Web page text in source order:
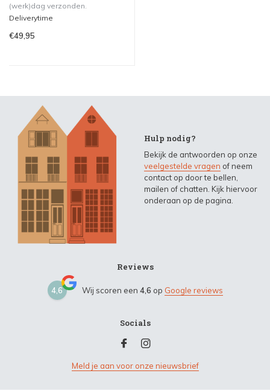
(werk)dag verzonden.
Deliverytime
€49,95
Hulp nodig?
Bekijk de antwoorden op onze
veelgestelde vragen of neem
contact op door te bellen,
mailen of chatten. Kijk hiervoor
onderaan op de pagina.
Reviews
4,6 Wij scoren een 4,6 op Google reviews
Socials
Meld je aan voor onze nieuwsbrief